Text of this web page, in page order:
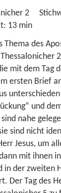
2
13 min
Thema des
mit dem Tag
ersten Brief
unterschieden
und
nahe
sind nicht
Jesus, um
mit ihnen
in der zweiten
Der Tag des